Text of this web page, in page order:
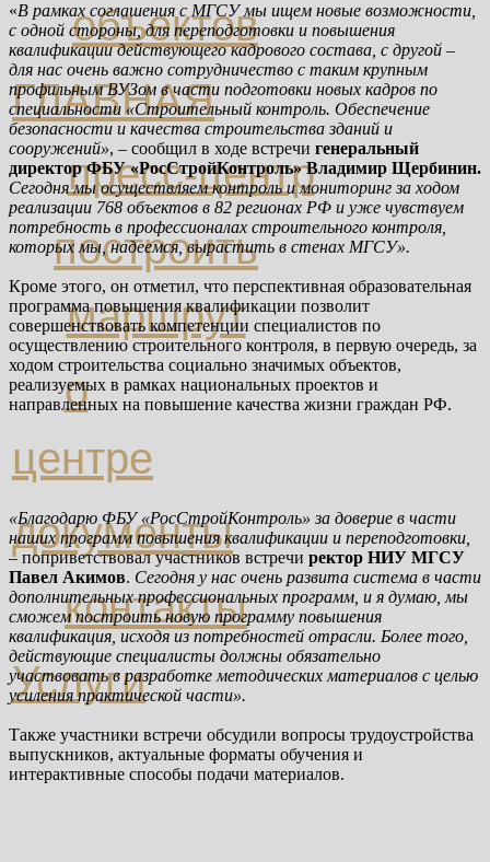
объектов
ГЛАВНАЯ
пресс-центр
построить
маршрут
о
центре
документы
контакты
Услуги
«В рамках соглашения с МГСУ мы ищем новые возможности,
с одной стороны, для переподготовки и повышения
квалификации действующего кадрового состава, с другой –
для нас очень важно сотрудничество с таким крупным
профильным ВУЗом в части подготовки новых кадров по
специальности «Строительный контроль. Обеспечение
безопасности и качества строительства зданий и
сооружений», – сообщил в ходе встречи генеральный
директор ФБУ «РосСтройКонтроль» Владимир Щербинин.
Сегодня мы осуществляем контроль и мониторинг за ходом
реализации 768 объектов в 82 регионах РФ и уже чувствуем
потребность в профессионалах строительного контроля,
которых мы, надеемся, вырастить в стенах МГСУ».
Кроме этого, он отметил, что перспективная образовательная
программа повышения квалификации позволит
совершенствовать компетенции специалистов по
осуществлению строительного контроля, в первую очередь, за
ходом строительства социально значимых объектов,
реализуемых в рамках национальных проектов и
направленных на повышение качества жизни граждан РФ.
«Благодарю ФБУ «РосСтройКонтроль» за доверие в части
наших программ повышения квалификации и переподготовки,
– поприветствовал участников встречи ректор НИУ МГСУ
Павел Акимов. Сегодня у нас очень развита система в части
дополнительных профессиональных программ, и я думаю, мы
сможем построить новую программу повышения
квалификация, исходя из потребностей отрасли. Более того,
действующие специалисты должны обязательно
участвовать в разработке методических материалов с целью
усиления практической части».
Также участники встречи обсудили вопросы трудоустройства
выпускников, актуальные форматы обучения и
интерактивные способы подачи материалов.